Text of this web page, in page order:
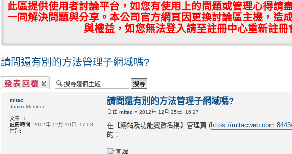
此區提供使用者討論平台，如您有使用上的問題或管理心得請
一同解決問題與分享。本公司官方網頁因更換討論區主機，造
與權益，如您無法登入請至註冊中心重新註冊
請問還有別的方法管理子網域嗎?
發表回覆
請問還有別的方法管理子網域嗎?
由mitac » 2012年 12月 25日, 16:27
在【網站及功能變數名稱】管理頁 (https://
的：
mitac
Junior Member
文章: 1
註冊時間: 2012年 12月 10日, 17:08
性別: